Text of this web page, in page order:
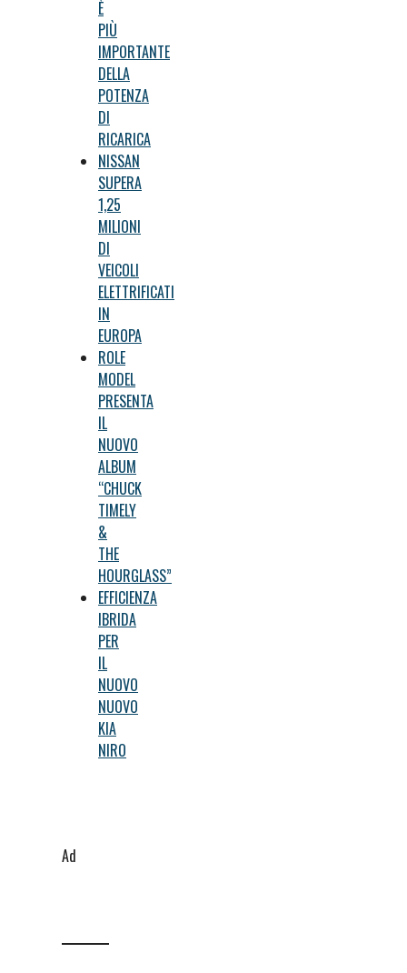
È
PIÙ
IMPORTANTE
DELLA
POTENZA
DI
RICARICA
NISSAN
SUPERA
1,25
MILIONI
DI
VEICOLI
ELETTRIFICATI
IN
EUROPA
ROLE
MODEL
PRESENTA
IL
NUOVO
ALBUM
“CHUCK
TIMELY
&
THE
HOURGLASS”
EFFICIENZA
IBRIDA
PER
IL
NUOVO
NUOVO
KIA
NIRO
Ad